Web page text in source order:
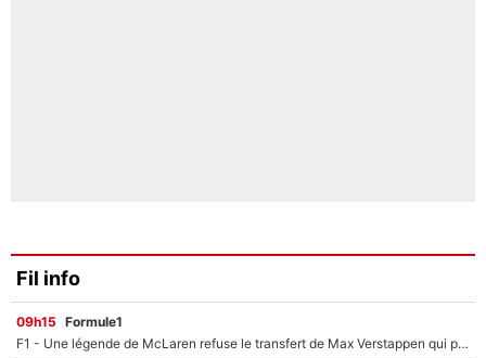
Fil info
09h15 Formule1
F1 - Une légende de McLaren refuse le transfert de Max Verstappen qui pourrait «faire des vagues» et plomber l'ambiance dans l'équipe